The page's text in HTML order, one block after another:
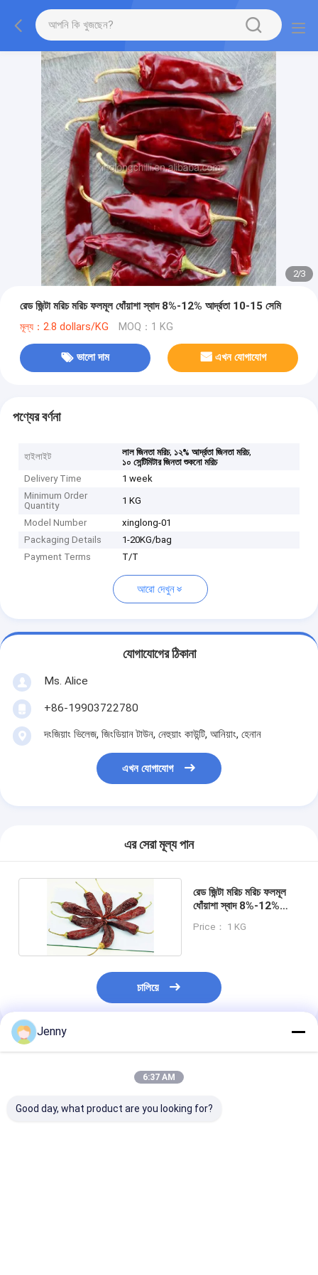
2/3
রেড জিন্টা মরিচ মরিচ ফলমূল ধোঁয়াশা স্বাদ 8%-12% আর্দ্রতা 10-15 সেমি
মূল্য：2.8 dollars/KG MOQ：1 KG
ভালো দাম এখন যোগাযোগ
পণ্যের বর্ণনা
হাইলাইট লাল জিনতা মরিচ, ১২% আর্দ্রতা জিনতা মরিচ,
১০ সেন্টিমিটার জিনতা শুকনো মরিচ
Delivery Time
1 week
Minimum Order
Quantity
1 KG
Model Number
xinglong-01
Packaging Details
1-20KG/bag
Payment Terms
T/T
আরো দেখুন
যোগাযোগের ঠিকানা
Ms. Alice
+86-19903722780
দংজিয়াং ভিলেজ, জিংডিয়ান টাউন, নেহুয়াং কাউন্টি, আনিয়াং, হেনান
এখন যোগাযোগ
এর সেরা মূল্য পান
রেড জিন্টা মরিচ মরিচ ফলমূল
ধোঁয়াশা স্বাদ 8%-12%
Price： 1 KG
চালিয়ে
প্রস্তাবিত পণ্য
Jenny
6:37 AM
Good day, what product are you looking for?